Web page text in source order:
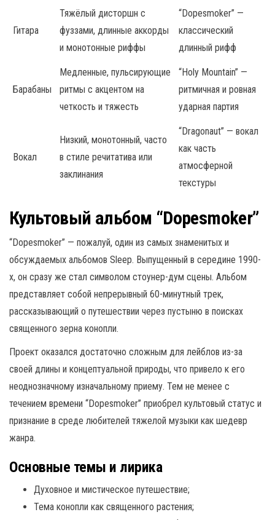
Гитара
Тяжёлый дисторшн с
фуззами, длинные аккорды
и монотонные риффы
“Dopesmoker” —
классический
длинный рифф
Барабаны
Медленные, пульсирующие
ритмы с акцентом на
четкость и тяжесть
“Holy Mountain” —
ритмичная и ровная
ударная партия
Вокал
Низкий, монотонный, часто
в стиле речитатива или
заклинания
“Dragonaut” — вокал
как часть
атмосферной
текстуры
Культовый альбом “Dopesmoker”
“Dopesmoker” — пожалуй, один из самых знаменитых и
обсуждаемых альбомов Sleep. Выпущенный в середине 1990-
х, он сразу же стал символом стоунер-дум сцены. Альбом
представляет собой непрерывный 60-минутный трек,
рассказывающий о путешествии через пустыню в поисках
священного зерна конопли.
Проект оказался достаточно сложным для лейблов из-за
своей длины и концептуальной природы, что привело к его
неоднозначному изначальному приему. Тем не менее с
течением времени “Dopesmoker” приобрел культовый статус и
признание в среде любителей тяжелой музыки как шедевр
жанра.
Основные темы и лирика
Духовное и мистическое путешествие;
Тема конопли как священного растения;